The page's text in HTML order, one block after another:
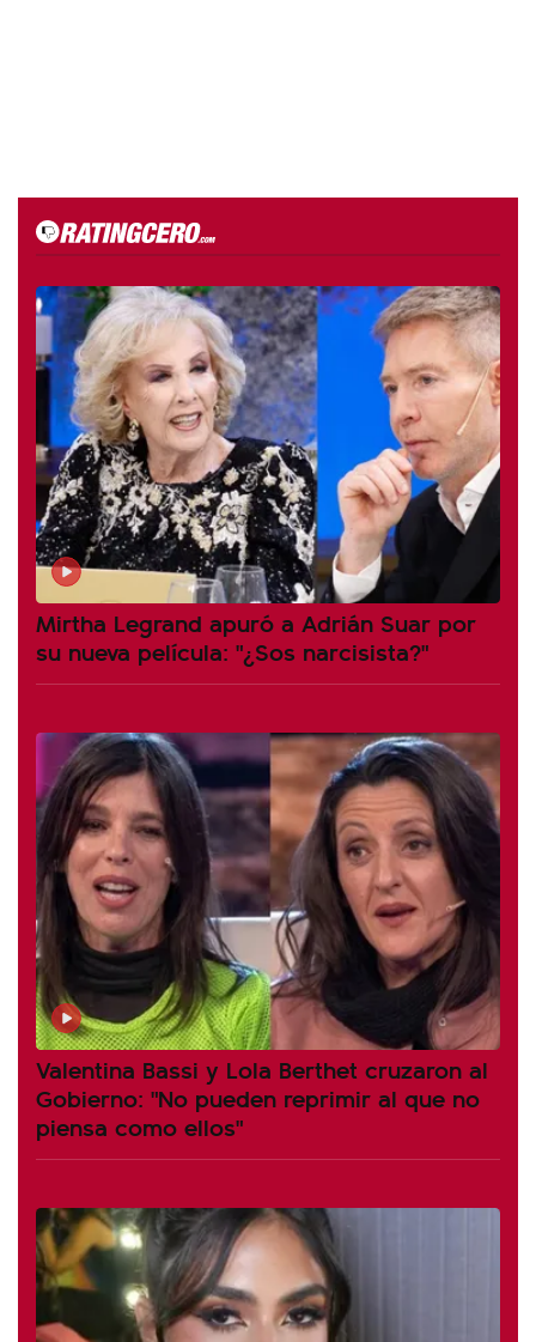
Mirtha Legrand apuró a Adrián Suar por
su nueva película: "¿Sos narcisista?"
Valentina Bassi y Lola Berthet cruzaron al
Gobierno: "No pueden reprimir al que no
piensa como ellos"